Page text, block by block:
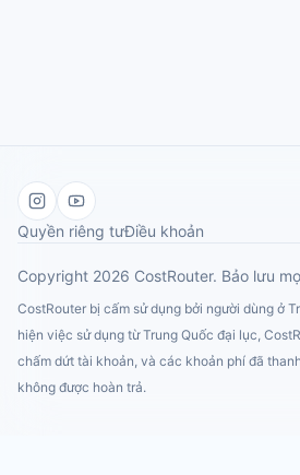
Quyền riêng tưĐiều khoản
Copyright 2026 CostRouter. Bảo lưu
CostRouter bị cấm sử dụng bởi người dùng ở
hiện việc sử dụng từ Trung Quốc đại lục,
chấm dứt tài khoản, và các khoản phí đã
không được hoàn trả.
Hỗ trợ khách
Liên hệ kinh